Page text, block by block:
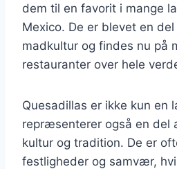
dem til en favorit i mange
Mexico. De er blevet en
madkultur og findes nu på
restauranter over hele
Quesadillas er ikke kun en
repræsenterer også en del
kultur og tradition. De er
festligheder og samvær,